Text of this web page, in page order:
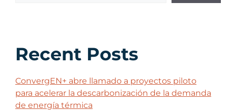
Recent Posts
ConvergEN+ abre llamado a proyectos piloto
para acelerar la descarbonización de la demanda
de energía térmica